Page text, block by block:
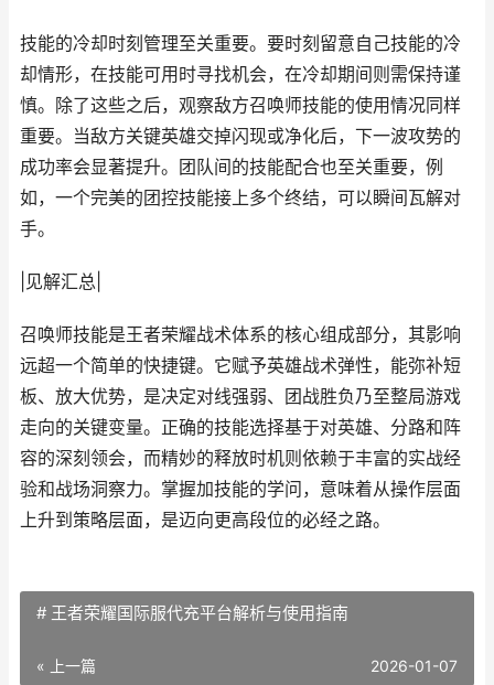
技能的冷却时刻管理至关重要。要时刻留意自己技能的冷
却情形，在技能可用时寻找机会，在冷却期间则需保持谨
慎。除了这些之后，观察敌方召唤师技能的使用情况同样
重要。当敌方关键英雄交掉闪现或净化后，下一波攻势的
成功率会显著提升。团队间的技能配合也至关重要，例
如，一个完美的团控技能接上多个终结，可以瞬间瓦解对
手。
|见解汇总|
召唤师技能是王者荣耀战术体系的核心组成部分，其影响
远超一个简单的快捷键。它赋予英雄战术弹性，能弥补短
板、放大优势，是决定对线强弱、团战胜负乃至整局游戏
走向的关键变量。正确的技能选择基于对英雄、分路和阵
容的深刻领会，而精妙的释放时机则依赖于丰富的实战经
验和战场洞察力。掌握加技能的学问，意味着从操作层面
上升到策略层面，是迈向更高段位的必经之路。
# 王者荣耀国际服代充平台解析与使用指南
« 上一篇 2026-01-07